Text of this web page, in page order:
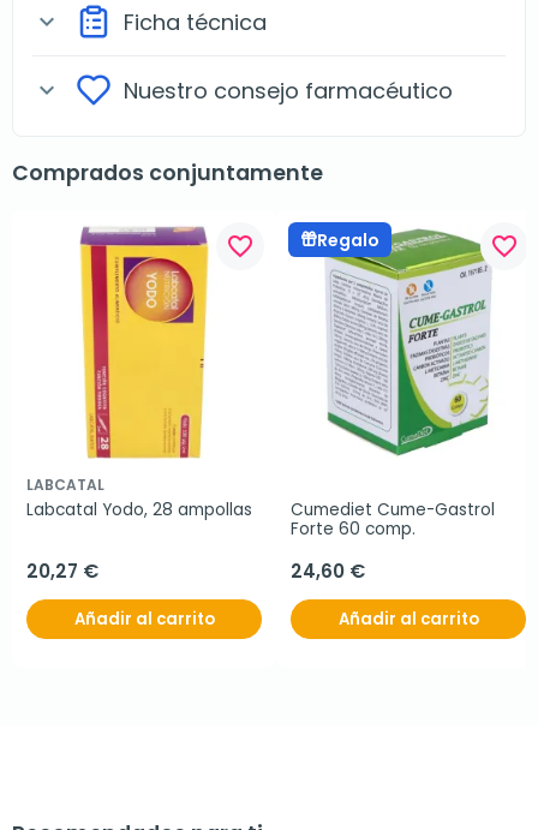
expand_more Ficha técnica
expand_more Nuestro consejo farmacéutico
Comprados conjuntamente
favorite_border
LABCATAL
Labcatal Yodo, 28 ampollas
20,27 €
Añadir al carrito
Regalo favorite_border
Cumediet Cume-Gastrol
Forte 60 comp.
24,60 €
Añadir al carrito